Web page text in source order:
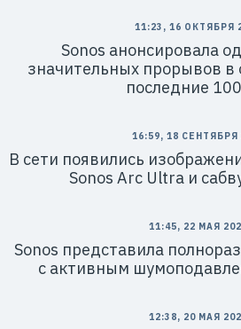
11:23, 16 ОКТЯБРЯ
Sonos анонсировала
значительных прорывов в
последние
16:59, 18 СЕНТЯБРЯ
В сети появились
Sonos Arc Ultra и
11:45, 22 МАЯ
Sonos представила
с активным
12:38, 20 МАЯ